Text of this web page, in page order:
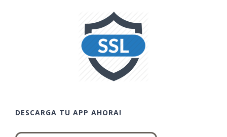
DESCARGA TU APP AHORA!